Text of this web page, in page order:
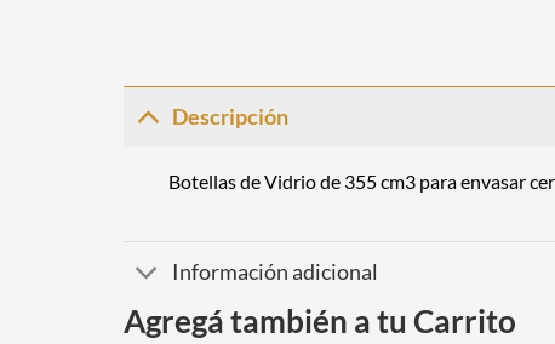
Descripción
Botellas de Vidrio de 355 cm3 para envasar
Información adicional
Agregá también a tu Carrito